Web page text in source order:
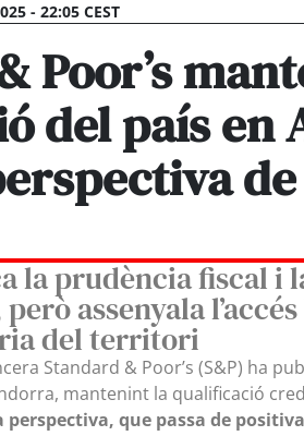
- 22:05 CEST
Poor’s
del país en
la prudència fiscal i
assenyala
del territori
Standard & Poor’s (S&P) ha
mantenint la qualificació
perspectiva, que passa de